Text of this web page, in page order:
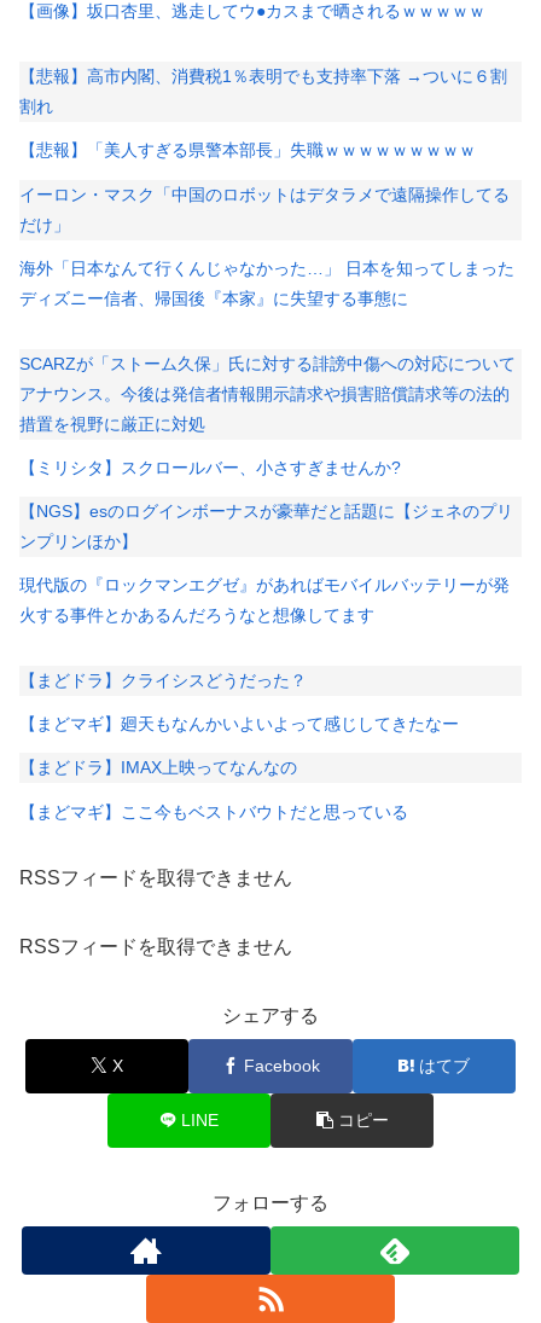
【画像】坂口杏里、逃走してウ●カスまで晒されるｗｗｗｗｗ
【悲報】高市内閣、消費税1％表明でも支持率下落 →ついに６割
割れ
【悲報】「美人すぎる県警本部長」失職ｗｗｗｗｗｗｗｗｗ
イーロン・マスク「中国のロボットはデタラメで遠隔操作してる
だけ」
海外「日本なんて行くんじゃなかった…」 日本を知ってしまった
ディズニー信者、帰国後『本家』に失望する事態に
SCARZが「ストーム久保」氏に対する誹謗中傷への対応について
アナウンス。今後は発信者情報開示請求や損害賠償請求等の法的
措置を視野に厳正に対処
【ミリシタ】スクロールバー、小さすぎませんか?
【NGS】esのログインボーナスが豪華だと話題に【ジェネのプリ
ンプリンほか】
現代版の『ロックマンエグゼ』があればモバイルバッテリーが発
火する事件とかあるんだろうなと想像してます
【まどドラ】クライシスどうだった？
【まどマギ】廻天もなんかいよいよって感じしてきたなー
【まどドラ】IMAX上映ってなんなの
【まどマギ】ここ今もベストバウトだと思っている
RSSフィードを取得できません
RSSフィードを取得できません
シェアする
X Facebook はてブ
LINE コピー
フォローする